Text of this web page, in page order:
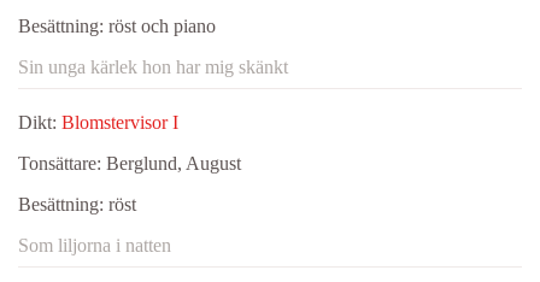
Besättning: röst och piano
Sin unga kärlek hon har mig skänkt
Dikt: Blomstervisor I
Tonsättare: Berglund, August
Besättning: röst
Som liljorna i natten